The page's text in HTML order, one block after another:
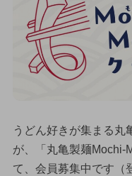
うどん好きが集まる丸
が、「丸亀製麺Mochi-
て、会員募集中です（